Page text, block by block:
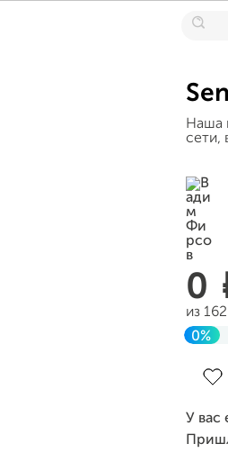
Наша
сети,
0
из
0%
У вас